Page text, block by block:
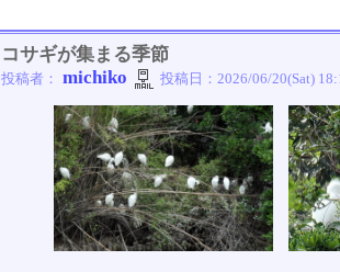
コサギが集まる季節
投稿者： michiko 投稿日： 2026/06/20(Sat)